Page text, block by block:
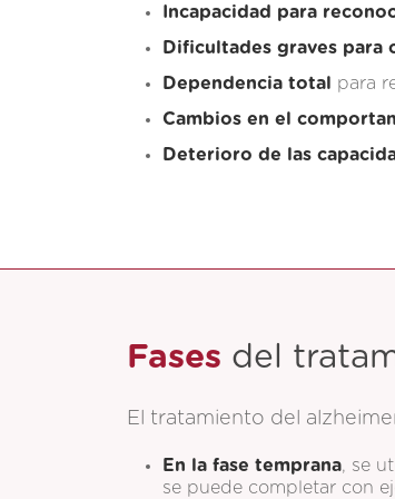
Incapacidad para
Dificultades graves para
Dependencia total
para
Cambios en el
Deterioro de las
Fases del
El tratamiento del
En la fase temprana, se
se puede completar con